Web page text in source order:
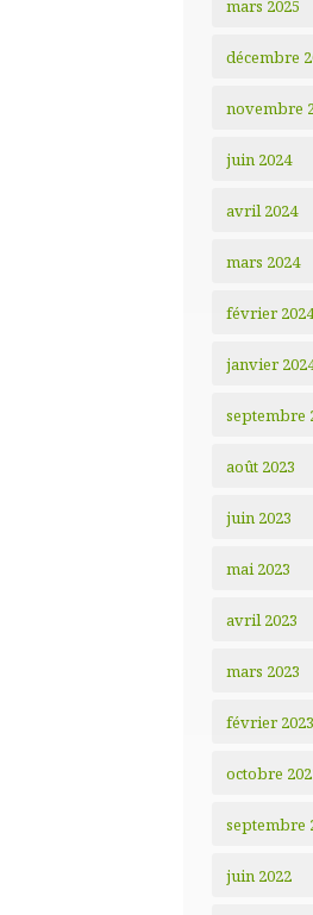
mars 2025
décembre
novembre
juin 2024
avril 2024
mars 2024
février
janvier
septembre
août 2023
juin 2023
mai 2023
avril 2023
mars 2023
février 2023
octobre
septembre
juin 2022